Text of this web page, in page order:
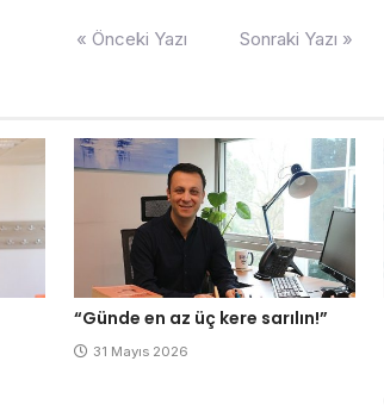
« Önceki Yazı Sonraki Yazı »
“Günde en az üç kere sarılın!”
31 Mayıs 2026